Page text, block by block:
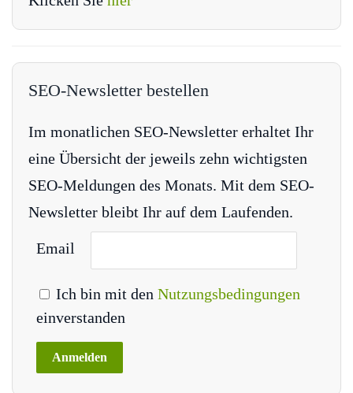
SEO-Newsletter bestellen
Im monatlichen SEO-Newsletter erhaltet Ihr
eine Übersicht der jeweils zehn wichtigsten
SEO-Meldungen des Monats. Mit dem SEO-
Newsletter bleibt Ihr auf dem Laufenden.
Email
Ich bin mit den Nutzungsbedingungen
einverstanden